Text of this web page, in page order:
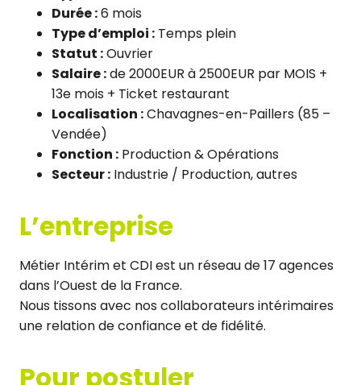
Durée :6 mois
Type d’emploi : Temps plein
Statut :Ouvrier
Salaire :de 2000EUR à 2500EUR par MOIS +
13e mois + Ticket restaurant
Localisation :Chavagnes-en-Paillers (85 –
Vendée)
Fonction : Production & Opérations
Secteur : Industrie / Production, autres
L’entreprise
Métier Intérim et CDI est un réseau de 17 agences
dans l’Ouest de la France.
Nous tissons avec nos collaborateurs intérimaires
une relation de confiance et de fidélité.
Pour postuler